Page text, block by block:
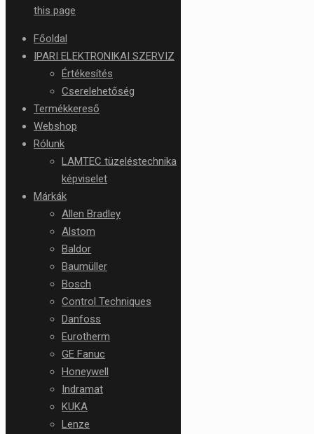
this page
Főoldal
IPARI ELEKTRONIKAI SZERVIZ
Értékesítés
Cserelehetőség
Termékkereső
Webshop
Rólunk
LAMTEC tüzeléstechnika
képviselet
Márkák
Allen Bradley
Alstom
Baldor
Baumüller
Bosch
Control Techniques
Danfoss
Eurotherm
GE Fanuc
Honeywell
Indramat
KUKA
Lenze